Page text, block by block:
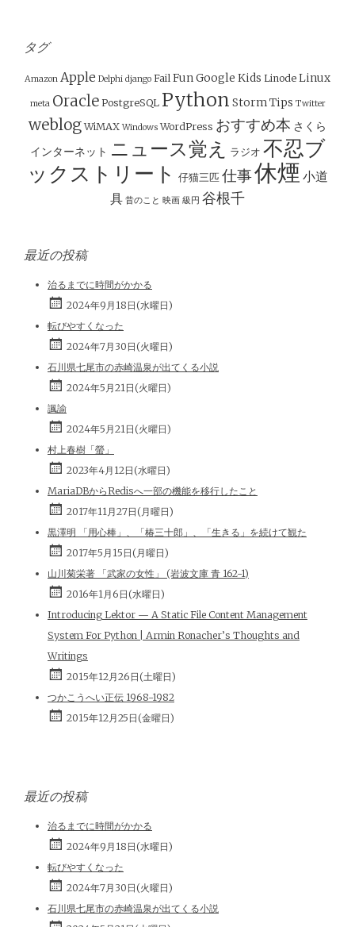
タグ
Amazon Apple Delphi django Fail FunGoogle Kids Linode Linux
meta Oracle PostgreSQL Python StormTips Twitter
weblog WiMAX Windows WordPress おすすめ本 さくら
インターネット ニュース覚え ラジオ 不忍ブ
ックストリート
仔猫三匹 仕事休煙 小道
具 昔のこと 映画 級円 谷根千
最近の投稿
治るまでに時間がかかる
2024年9月18日(水曜日)
転びやすくなった
2024年7月30日(火曜日)
石川県七尾市の赤崎温泉が出てくる小説
2024年5月21日(火曜日)
諷諭
2024年5月21日(火曜日)
村上春樹「螢」
2023年4月12日(水曜日)
MariaDBからRedisへ一部の機能を移行したこと
2017年11月27日(月曜日)
黒澤明 「用心棒」、「椿三十郎」、「生きる」を続けて観た
2017年5月15日(月曜日)
山川菊栄著 「武家の女性」 (岩波文庫 青 162-1)
2016年1月6日(水曜日)
Introducing Lektor — A Static File Content Management
System For Python | Armin Ronacher’s Thoughts and
Writings
2015年12月26日(土曜日)
つかこうへい正伝 1968-1982
2015年12月25日(金曜日)
最近の投稿
治るまでに時間がかかる
2024年9月18日(水曜日)
転びやすくなった
2024年7月30日(火曜日)
石川県七尾市の赤崎温泉が出てくる小説